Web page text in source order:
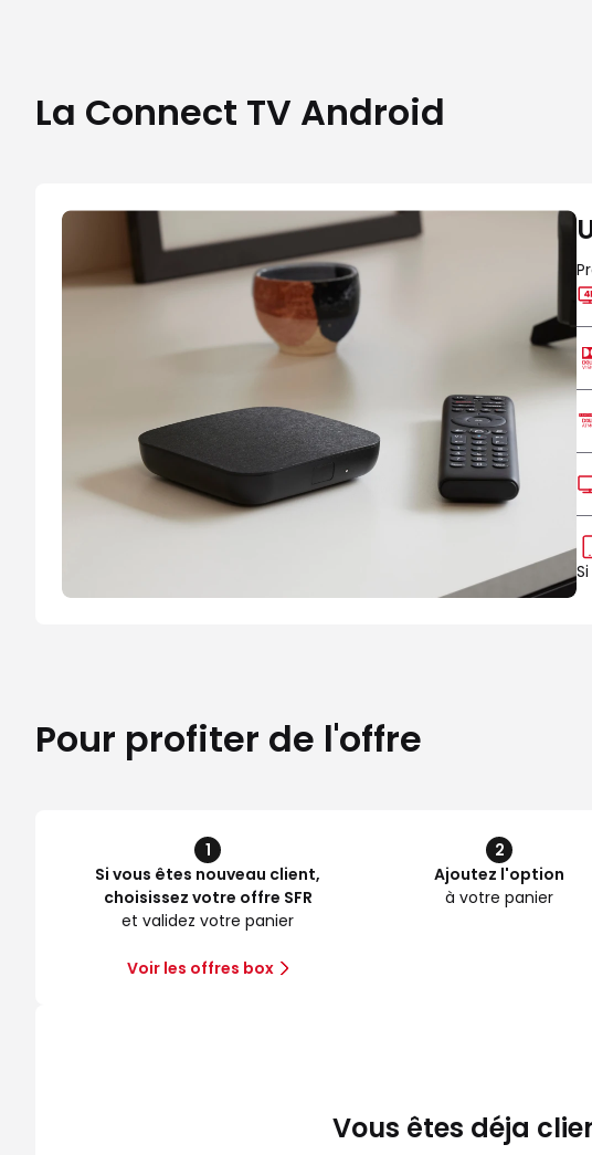
La Connect TV Android
Pour profiter de l'offre
1
Si vous êtes nouveau client,
choisissez votre offre SFR
et validez votre panier
Voir les offres box
2
Ajoutez l'option
à votre panier
Vous êtes déja